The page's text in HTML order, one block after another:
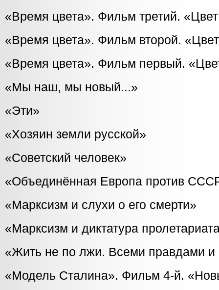
«Время цвета». Фильм третий.
«Время цвета». Фильм второй.
«Время цвета». Фильм первый.
«Мы наш, мы новый...»
«Эти»
«Хозяин земли русской»
«Советский человек»
«Объединённая Европа против
«Марксизм и слухи о его смерти»
«Марксизм и диктатура
«Жить не по лжи. Всеми правдами и
«Модель Сталина». Фильм 4-й.